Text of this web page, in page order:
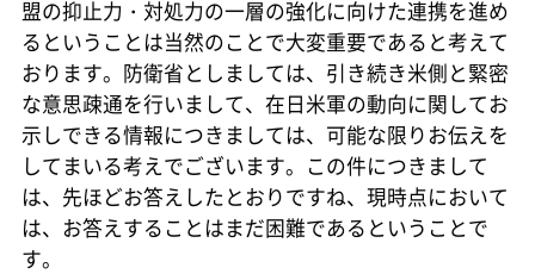
盟の抑止力・対処力の一層の強化に向けた連携を進め
るということは当然のことで大変重要であると考えて
おります。防衛省としましては、引き続き米側と緊密
な意思疎通を行いまして、在日米軍の動向に関してお
示しできる情報につきましては、可能な限りお伝えを
してまいる考えでございます。この件につきまして
は、先ほどお答えしたとおりですね、現時点において
は、お答えすることはまだ困難であるということで
す。